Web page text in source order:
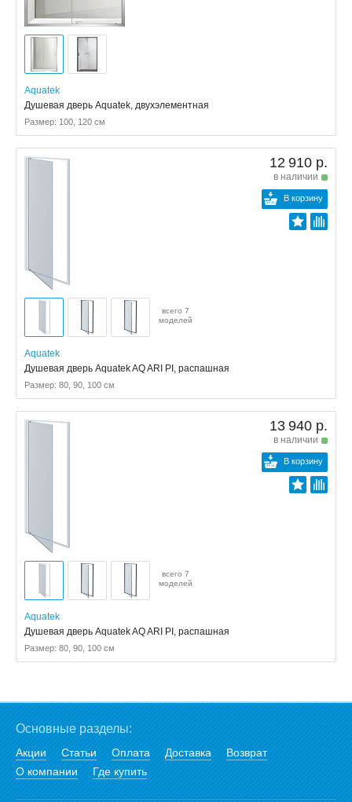
Aquatek
Душевая дверь Aquatek, двухэлементная
Размер: 100, 120 см
12 910 р.
в наличии
В корзину
всего 7
моделей
Aquatek
Душевая дверь Aquatek AQ ARI PI, распашная
Размер: 80, 90, 100 см
13 940 р.
в наличии
В корзину
всего 7
моделей
Aquatek
Душевая дверь Aquatek AQ ARI PI, распашная
Размер: 80, 90, 100 см
Основные разделы:
Акции Статьи Оплата Доставка
Возврат
О компании
Где купить